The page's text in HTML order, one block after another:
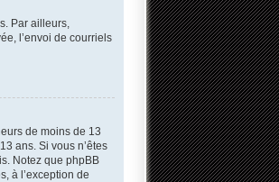
Par ailleurs,
l’envoi de courriels
de moins de 13
ans. Si vous n’êtes
Notez que phpBB
à l’exception de